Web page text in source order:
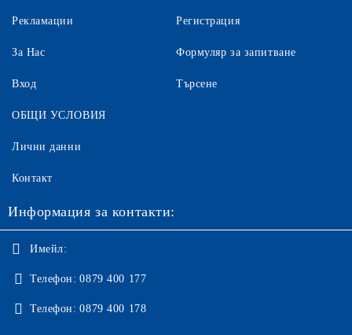
Рекламации
За Нас
Вход
Регистрация
Формуляр за запитване
Търсене
ОБЩИ УСЛОВИЯ
Лични данни
Контакт
Информация за контакти:
Имейл:
Телефон: 0879 400 177
Телефон: 0879 400 178